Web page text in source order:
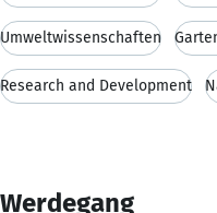
Umweltwissenschaften
Research and Development
Werdegang